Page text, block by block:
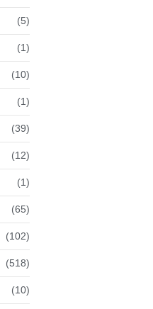
(5)
(1)
(10)
(1)
(39)
(12)
(1)
(65)
(102)
(518)
(10)